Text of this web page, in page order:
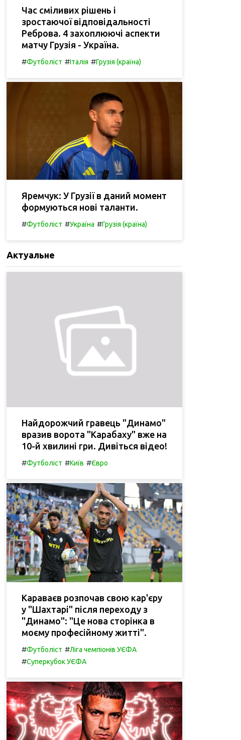
Час сміливих рішень і
зростаючої відповідальності
Реброва. 4 захоплюючі аспекти
матчу Грузія - Україна.
#Футболіст #Італія #Грузія (країна)
Яремчук: У Грузії в даний момент
формуються нові таланти.
#Футболіст #Україна #Грузія (країна)
Актуальне
Найдорожчий гравець "Динамо"
вразив ворота "Карабаху" вже на
10-й хвилині гри. Дивіться відео!
#Футболіст #Київ #Євро
Караваєв розпочав свою кар'єру
у "Шахтарі" після переходу з
"Динамо": "Це нова сторінка в
моєму професійному житті".
#Футболіст #Ліга чемпіонів УЄФА
#Суперкубок УЄФА